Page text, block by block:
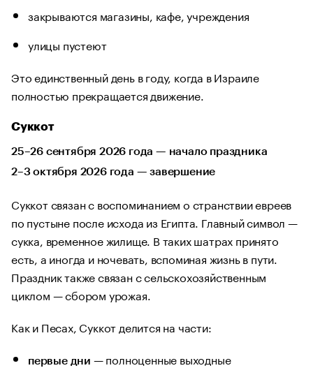
закрываются магазины, кафе, учреждения
улицы пустеют
Это единственный день в году, когда в Израиле
полностью прекращается движение.
Суккот
25–26 сентября 2026 года — начало праздника
2–3 октября 2026 года — завершение
Суккот связан с воспоминанием о странствии евреев
по пустыне после исхода из Египта. Главный символ —
сукка, временное жилище. В таких шатрах принято
есть, а иногда и ночевать, вспоминая жизнь в пути.
Праздник также связан с сельскохозяйственным
циклом — сбором урожая.
Как и Песах, Суккот делится на части:
первые дни — полноценные выходные